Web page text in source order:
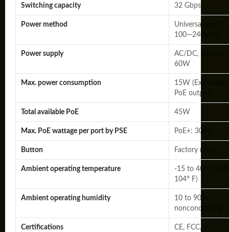
Switching capacity 32 Gbps
Power method
Universal input,
100—240V AC
Power supply
AC/DC, internal,
60W
Max. power consumption
15W (Excluding
PoE output)
Total available PoE 45W
Max. PoE wattage per port by PSE PoE+: 30W
Button Factory reset
Ambient operating temperature
-15 to 40° C (5
104° F)
Ambient operating humidity
10 to 90%
noncondensing
Certifications CE, FCC, IC